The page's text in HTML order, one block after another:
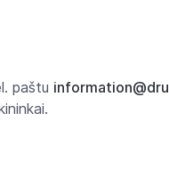
paštu